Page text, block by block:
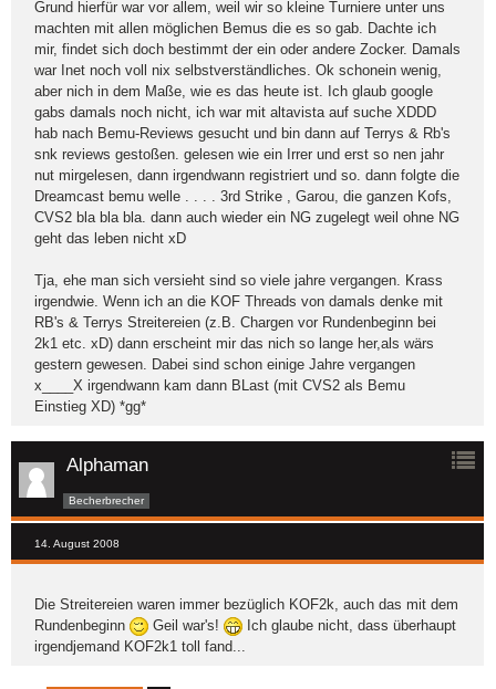
Grund hierfür war vor allem, weil wir so kleine Turniere unter uns
machten mit allen möglichen Bemus die es so gab. Dachte ich
mir, findet sich doch bestimmt der ein oder andere Zocker. Damals
war Inet noch voll nix selbstverständliches. Ok schonein wenig,
aber nich in dem Maße, wie es das heute ist. Ich glaub google
gabs damals noch nicht, ich war mit altavista auf suche XDDD
hab nach Bemu-Reviews gesucht und bin dann auf Terrys & Rb's
snk reviews gestoßen. gelesen wie ein Irrer und erst so nen jahr
nut mirgelesen, dann irgendwann registriert und so. dann folgte die
Dreamcast bemu welle . . . . 3rd Strike , Garou, die ganzen Kofs,
CVS2 bla bla bla. dann auch wieder ein NG zugelegt weil ohne NG
geht das leben nicht xD
Tja, ehe man sich versieht sind so viele jahre vergangen. Krass
irgendwie. Wenn ich an die KOF Threads von damals denke mit
RB's & Terrys Streitereien (z.B. Chargen vor Rundenbeginn bei
2k1 etc. xD) dann erscheint mir das nich so lange her,als wärs
gestern gewesen. Dabei sind schon einige Jahre vergangen
x____X irgendwann kam dann BLast (mit CVS2 als Bemu
Einstieg XD) *gg*
Alphaman
Becherbrecher
14. August 2008
Die Streitereien waren immer bezüglich KOF2k, auch das mit dem
Rundenbeginn
Geil war's!
Ich glaube nicht, dass überhaupt
irgendjemand KOF2k1 toll fand...